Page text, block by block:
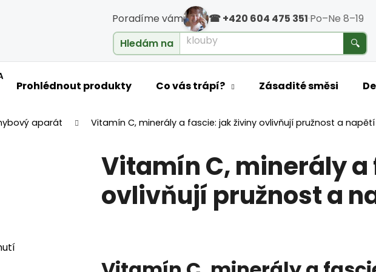
Poradíme vám ☎ +420 604 475 351·Po–Ne 8–19
Hledám na
cholesterol 🔍
Prohlédnout produkty Co vás trápí? Zásadité směsi
aparát Vitamín C, minerály a fascie: jak živiny ovlivňují pružnost a napětí
Vitamín C, minerály
ovlivňují pružnost a
Co potřebujete najít?
HLEDAT
Doporučujeme